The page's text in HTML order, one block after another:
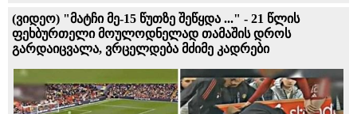
(ვიდეო) "მატჩი მე-15 წუთზე შეწყდა ..." - 21 წლის
ფეხბურთელი მოულოდნელად თამაშის დროს
გარდაიცვალა, ვრცელდება მძიმე კადრები